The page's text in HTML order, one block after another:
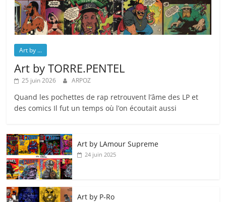
Art by ...
Art by TORRE.PENTEL
25 juin 2026 ARPOZ
Quand les pochettes de rap retrouvent l’âme des LP et
des comics Il fut un temps où l’on écoutait aussi
Art by LAmour Supreme
24 juin 2025
Art by P‑Ro